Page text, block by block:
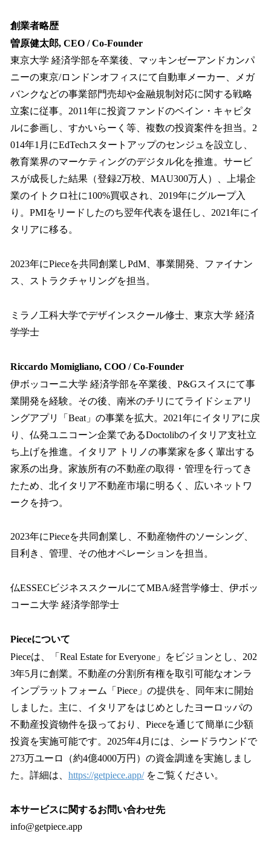
創業者略歴
曽原健太郎, CEO / Co-Founder
東京大学 経済学部を卒業後、マッキンゼーアンドカンパ
ニーの東京/ロンドンオフィスにて自動車メーカー、メガ
バンクなどの事業部門売却や金融規制対応に関する戦略
立案に従事。2011年に投資ファンドのベイン・キャピタ
ルに参画し、すかいらーく等、複数の投資案件を担当。2
014年1月にEdTechスタートアップのセンジュを設立し、
教育業界のマーケティングのデジタル化を推進。サービ
スが成長した結果（登録2万校、MAU300万人）、上場企
業のイトクロ社に100%買収され、2019年にグループ入
り。PMIをリードしたのち翌年代表を退任し、2021年にイ
タリアに移る。
2023年にPieceを共同創業しPdM、事業開発、ファイナン
ス、ストラクチャリングを担当。
ミラノ工科大学でデザインスクール修士、東京大学 経済
学学士
Riccardo Momigliano, COO / Co-Founder
伊ボッコーニ大学 経済学部を卒業後、P&Gスイスにて事
業開発を経験。その後、南米のチリにてライドシェアリ
ングアプリ「Beat」の事業を拡大。2021年にイタリアに戻
り、仏発ユニコーン企業であるDoctolibのイタリア支社立
ち上げを推進。イタリア トリノの事業家を多く輩出する
家系の出身。家族所有の不動産の取得・管理を行ってき
たため、北イタリア不動産市場に明るく、広いネットワ
ークを持つ。
2023年にPieceを共同創業し、不動産物件のソーシング、
目利き、管理、その他オペレーションを担当。
仏ESSECビジネススクールにてMBA/経営学修士、伊ボッ
コーニ大学 経済学部学士
Pieceについて
Pieceは、「Real Estate for Everyone」をビジョンとし、202
3年5月に創業。不動産の分割所有権を取引可能なオンラ
インプラットフォーム「Piece」の提供を、同年末に開始
しました。主に、イタリアをはじめとしたヨーロッパの
不動産投資物件を扱っており、Pieceを通じて簡単に少額
投資を実施可能です。2025年4月には、シードラウンドで
273万ユーロ（約4億4000万円）の資金調達を実施しまし
た。詳細は、 https://getpiece.app/をご覧ください。
本サービスに関するお問い合わせ先
info@getpiece.app